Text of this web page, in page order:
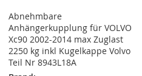
Abnehmbare
Anhängerkupplung für VOLVO
Xc90 2002-2014 max Zuglast
2250 kg inkl Kugelkappe Volvo
Teil Nr 8943L18A